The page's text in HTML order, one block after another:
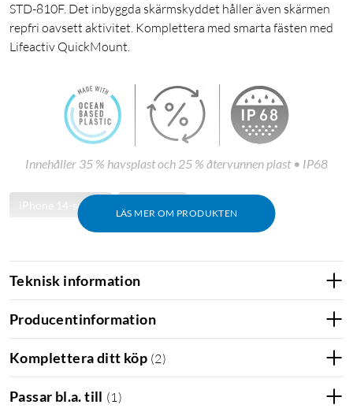
STD-810F. Det inbyggda skärmskyddet håller även skärmen
repfri oavsett aktivitet. Komplettera med smarta fästen med
Lifeactiv QuickMount.
LÄS MER OM PRODUKTEN
Innehåller 35 % havsplast och 25 % återvunnen plast • IP68
iPhone 14-serien
Teknisk information
Producentinformation
Komplettera ditt köp (2)
Passar bl.a. till (1 )